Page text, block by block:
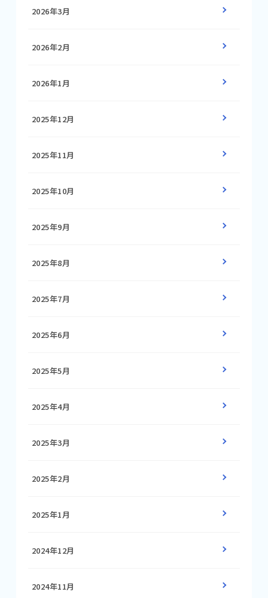
2026年3月
2026年2月
2026年1月
2025年12月
2025年11月
2025年10月
2025年9月
2025年8月
2025年7月
2025年6月
2025年5月
2025年4月
2025年3月
2025年2月
2025年1月
2024年12月
2024年11月